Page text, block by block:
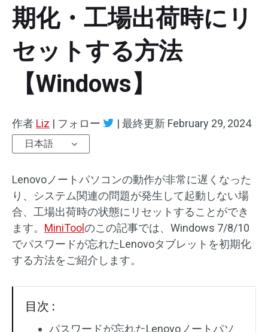
期化・工場出荷時にリ
セットする方法
【Windows】
作者 Liz | フォロー | 最終更新 February 29, 2024
日本語
Lenovoノートパソコンの動作が非常に遅くなった
り、システム関連の問題が発生して起動しない場
合、工場出荷時の状態にリセットすることができ
ます。 MiniToolのこの記事では、Windows 7/8/10
でパスワードが忘れたLenovoタブレットを初期化
する方法をご紹介します。
目次 :
パスワードが忘れたLenovoノートパソ